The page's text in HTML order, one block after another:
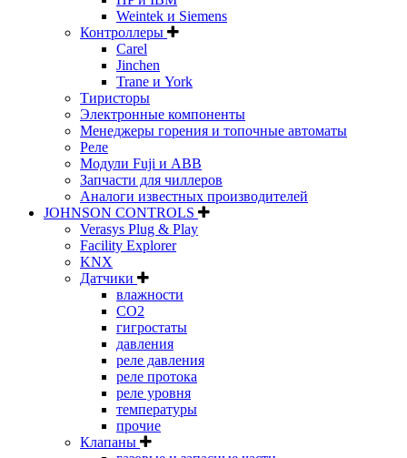
Weintek и Siemens
Контроллеры
Carel
Jinchen
Trane и York
Тиристоры
Электронные компоненты
Менеджеры горения и топочные автоматы
Реле
Модули Fuji и ABB
Запчасти для чиллеров
Аналоги известных производителей
JOHNSON CONTROLS
Verasys Plug & Play
Facility Explorer
KNX
Датчики
влажности
CO2
гигростаты
давления
реле давления
реле протока
реле уровня
температуры
прочие
Клапаны